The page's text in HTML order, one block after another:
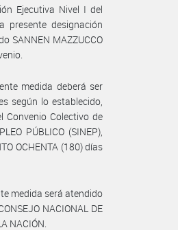
Ejecutiva Nivel I del
presente designación
SANNEN MAZZUCCO
medida deberá ser
según lo establecido,
Convenio Colectivo de
PÚBLICO (SINEP),
OCHENTA (180) días
medida será atendido
NACIONAL DE
NACIÓN.